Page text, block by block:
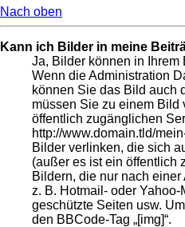
Nach oben
Kann ich Bilder in meine
Ja, Bilder können in Ihrem
Wenn die Administration
können Sie das Bild auch
müssen Sie zu einem Bild
öffentlich zugänglichen
http://www.domain.tld/
Bilder verlinken, die sich
(außer es ist ein öffentlich
Bildern, die nur nach
z. B. Hotmail- oder
geschützte Seiten usw.
den BBCode-Tag „[img]“.